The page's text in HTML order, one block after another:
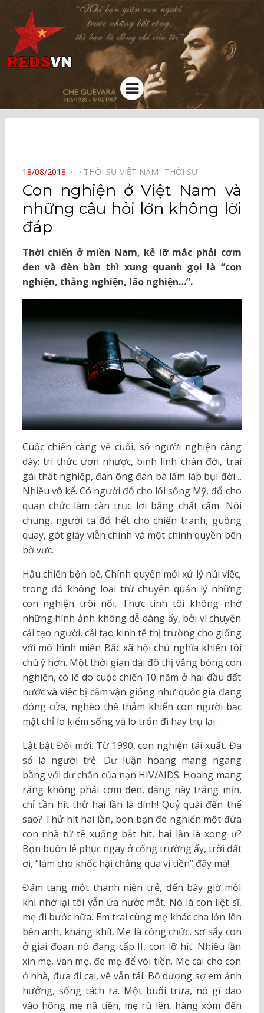
Kênh chia sẻ tri thức cộng đồng
Menu
POSTED
ON
18/08/2018 THỜI SỰ VIỆT NAM⠀ THỜI SỰ⠀
Con nghiện ở Việt Nam và
những câu hỏi lớn không lời
đáp
Thời chiến ở miền Nam, kẻ lỡ mắc phải cơm
đen và đèn bàn thì xung quanh gọi là “con
nghiện, thằng nghiện, lão nghiện…”.
Cuộc chiến càng về cuối, số người nghiện càng
dày: trí thức ươn nhược, binh lính chán đời, trai
gái thất nghiệp, đàn ông đàn bà lấm láp bụi đời…
Nhiều vô kể. Có người đổ cho lối sống Mỹ, đổ cho
quan chức làm càn trục lợi bằng chất cấm. Nói
chung, người ta đổ hết cho chiến tranh, guồng
quay, gót giày viễn chinh và một chính quyền bên
bờ vực.
Hậu chiến bộn bề. Chính quyền mới xử lý núi việc,
trong đó không loại trừ chuyện quản lý những
con nghiện trôi nổi. Thực tình tôi không nhớ
những hình ảnh không dễ dàng ấy, bởi vì chuyện
cải tạo người, cải tạo kinh tế thị trường cho giống
với mô hình miền Bắc xã hội chủ nghĩa khiến tôi
chú ý hơn. Một thời gian dài đô thị vắng bóng con
nghiện, có lẽ do cuộc chiến 10 năm ở hai đầu đất
nước và việc bị cấm vận giống như quốc gia đang
đóng cửa, nghèo thê thảm khiến con người bạc
mặt chỉ lo kiếm sống và lo trốn đi hay trụ lại.
Lật bật Đổi mới. Từ 1990, con nghiện tái xuất. Đa
số là người trẻ. Dư luận hoang mang ngang
bằng với dư chấn của nạn HIV/AIDS. Hoang mang
rằng không phải cơm đen, dạng này trắng mịn,
chỉ cần hít thử hai lần là dính! Quỷ quái đến thế
sao? Thử hít hai lần, bọn bạn đè nghiến một đứa
con nhà tử tế xuống bắt hít, hai lần là xong ư?
Bọn buôn lẻ phục ngay ở cổng trường ấy, trời đất
ơi, “làm cho khốc hại chẳng qua vì tiền” đây mà!
Đám tang một thanh niên trẻ, đến bây giờ mỗi
khi nhớ lại tôi vẫn ứa nước mắt. Nó là con liệt sĩ,
mẹ đi bước nữa. Em trai cùng mẹ khác cha lớn lên
bên anh, khăng khít. Mẹ là công chức, sơ sẩy con
ở giai đoạn nó đang cấp II, con lỡ hít. Nhiều lần
xin mẹ, van mẹ, đe mẹ để vòi tiền. Mẹ cai cho con
ở nhà, đưa đi cai, về vẫn tái. Bố dượng sợ em ảnh
hưởng, sống tách ra. Một buổi trưa, nó gí dao
vào hông mẹ nã tiền, mẹ rú lên, hàng xóm đến